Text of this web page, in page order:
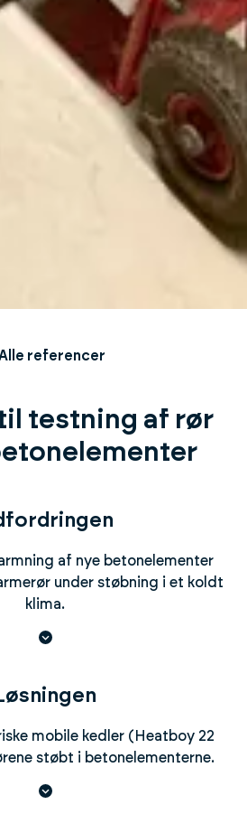
referencer
testning af rør
af nye betonelementer
under støbning i et koldt
klima.
mobile kedler (Heatboy 22
støbt i betonelementerne.